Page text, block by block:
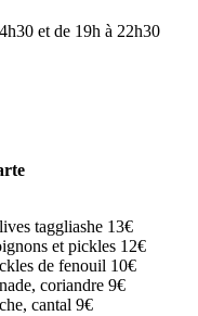
et de 19h à 22h30
taggliashe 13€
et pickles 12€
de fenouil 10€
coriandre 9€
cantal 9€